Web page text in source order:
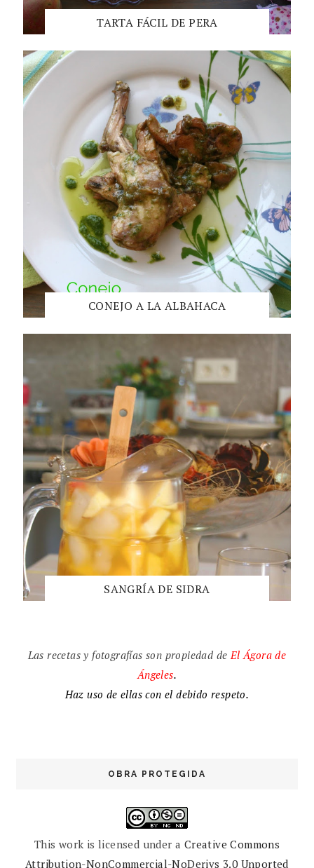
TARTA FÁCIL DE PERA
CONEJO A LA ALBAHACA
SANGRÍA DE SIDRA
Las recetas y fotografías son propiedad deElÁgora de
Ángeles.
Haz uso de ellas con el debido respeto.
OBRA PROTEGIDA
This work is licensed under a Creative Commons
Attribution-NonCommercial-NoDerivs 3.0 Unported